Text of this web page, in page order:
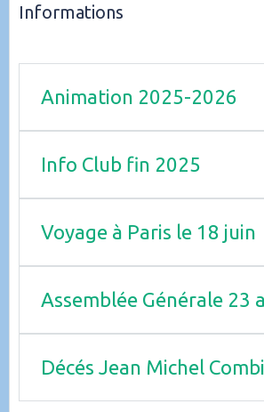
Informations
Animation 2025-2026
Info Club fin 2025
Voyage à Paris le 18 juin
Assemblée Générale 23
Décés Jean Michel Combi